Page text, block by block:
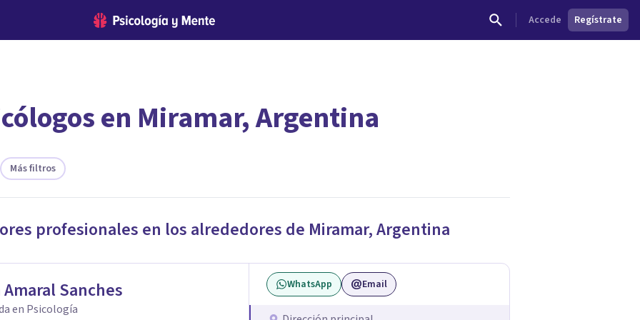
Accede Regístrate
el psicólogo adecuado?
en Miramar, Argentina
Más filtros
profesionales en los alrededores de Miramar,Argentina
Amaral Sanches
en Psicología
WhatsApp Email